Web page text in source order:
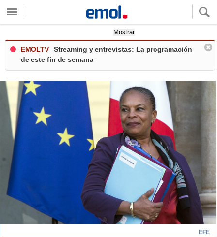
Mostrar
EMOLTV
Streaming y entrevistas: La programación
de este fin de semana
EFE